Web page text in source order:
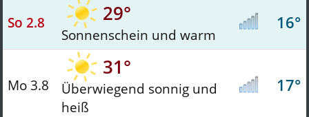
So 2.8 29°
Sonnenschein und warm
16°
Mo 3.8
31°
Überwiegend sonnig und
heiß
17°